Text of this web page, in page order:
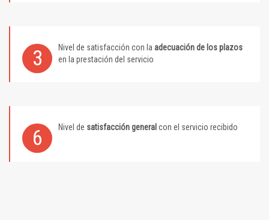
3 Nivel de satisfacción con la adecuación de los plazos
en la prestación del servicio
6 Nivel de satisfacción general con el servicio recibido